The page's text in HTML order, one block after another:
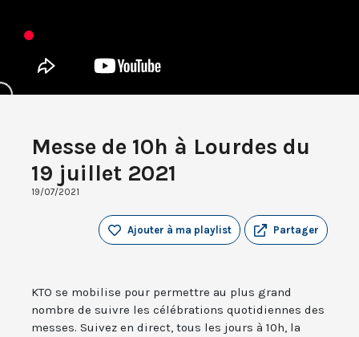
Messe de 10h à Lourdes du
19 juillet 2021
19/07/2021
Partager
Ajouter à ma playlist
KTO se mobilise pour permettre au plus grand
nombre de suivre les célébrations quotidiennes des
messes. Suivez en direct, tous les jours à 10h, la